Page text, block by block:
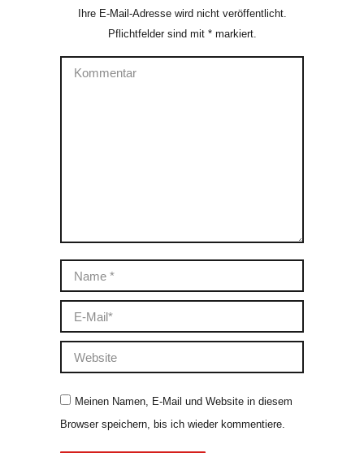
Ihre E-Mail-Adresse wird nicht veröffentlicht.
Pflichtfelder sind mit *markiert.
Kommentar
Name *
E-Mail *
Website
Meinen Namen, E-Mail und Website in diesem
Browser speichern, bis ich wieder kommentiere.